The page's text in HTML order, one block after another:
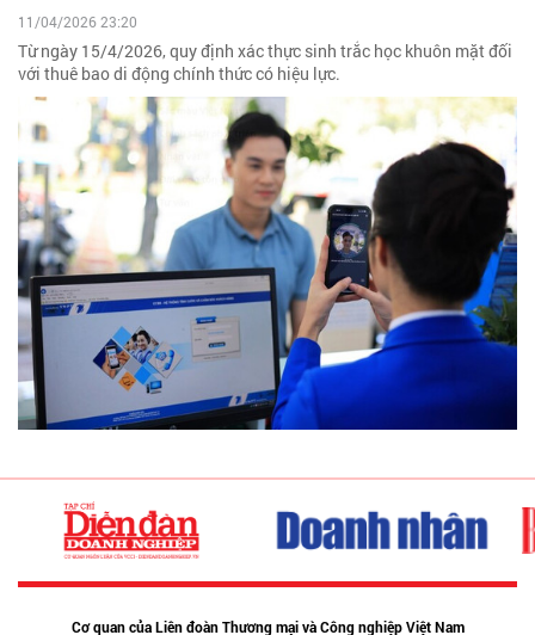
11/04/2026 23:20
Từ ngày 15/4/2026, quy định xác thực sinh trắc học khuôn mặt đối
với thuê bao di động chính thức có hiệu lực.
Cơ quan của Liên đoàn Thương mại và Công nghiệp Việt Nam